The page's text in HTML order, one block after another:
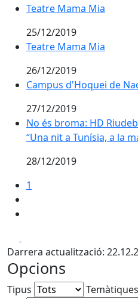
Teatre Mama Mia
25/12/2019
Teatre Mama Mia
26/12/2019
Campus d'Hoquei de
Campus d'Hoquei de
27/12/2019
No és broma: HD
No és broma: HD
“Una nit a Tunísia, a la
28/12/2019
1
Darrera actualització:
Opcions
Tipus
Temàtiques